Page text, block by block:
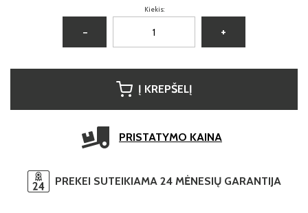
Kiekis:
− +
Į KREPŠELĮ
PRISTATYMO KAINA
PREKEI SUTEIKIAMA 24 MĖNESIŲ GARANTIJA